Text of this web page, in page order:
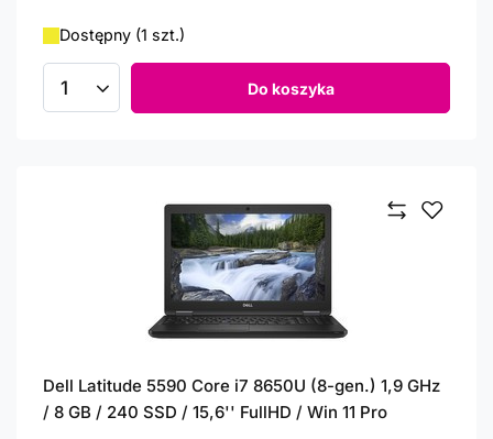
Dostępny (1 szt.)
Ilość produktów Do koszyka
Dell Latitude 5590 Core i7 8650U (8-gen.) 1,9 GHz
/ 8 GB / 240 SSD / 15,6'' FullHD / Win 11 Pro